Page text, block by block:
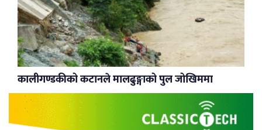
कालीगण्डकीको कटानले मालढुङ्गाको पुल जोखिममा